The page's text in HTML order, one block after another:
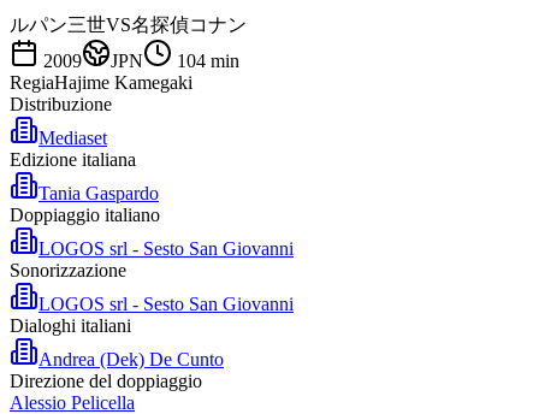
ルパン三世VS名探偵コナン
2009
JPN 104 min
RegiaHajime Kamegaki
Distribuzione
Mediaset
Edizione italiana
Tania Gaspardo
Doppiaggio italiano
LOGOS srl - Sesto San Giovanni
Sonorizzazione
LOGOS srl - Sesto San Giovanni
Dialoghi italiani
Andrea (Dek) De Cunto
Direzione del doppiaggio
Alessio Pelicella